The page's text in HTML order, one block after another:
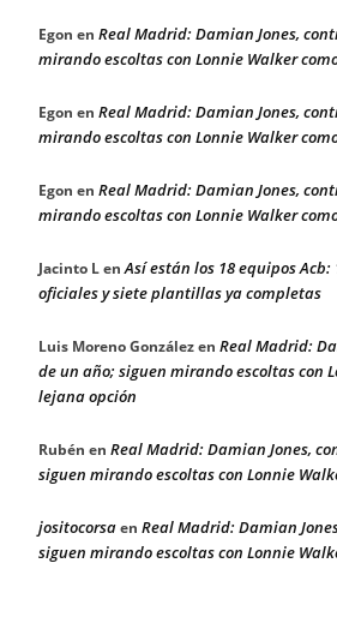
Egon en Real Madrid: Damian Jones,
mirando escoltas con Lonnie Walker
Egon en Real Madrid: Damian Jones,
mirando escoltas con Lonnie Walker
Egon en Real Madrid: Damian Jones,
mirando escoltas con Lonnie Walker
Jacinto LenAsí están los 18 equipos Acb:
oficiales y siete plantillas ya completas
Luis Moreno Gonzálezen Real Madrid:
de un año; siguen mirando escoltas con
lejana opción
Rubén en Real Madrid: Damian Jones,
siguen mirando escoltas con Lonnie
jositocorsaen Real Madrid: Damian
siguen mirando escoltas con Lonnie